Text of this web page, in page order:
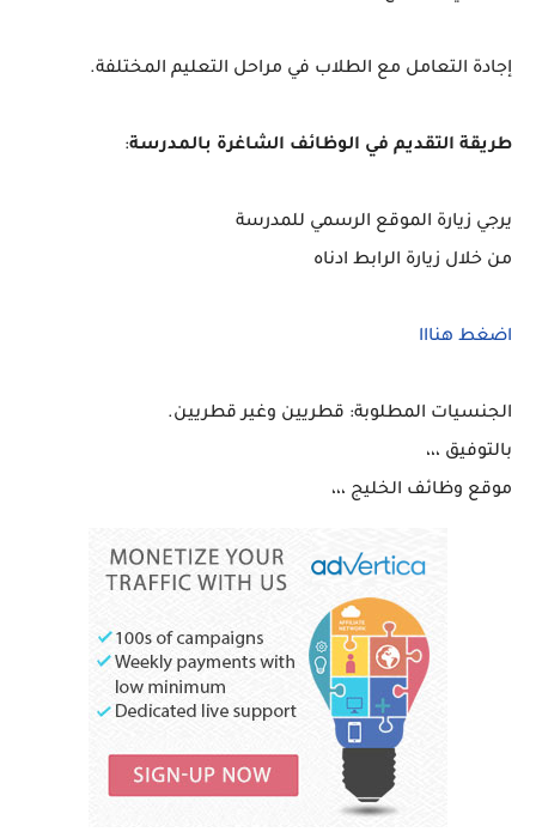
إجادة التعامل مع الطلاب في مراحل التعليم المختلفة.
طريقة التقديم في الوظائف الشاغرة بالمدرسة:
يرجي زيارة الموقع الرسمي للمدرسة
من خلال زيارة الرابط ادناه
اضغط هنااا
الجنسيات المطلوبة: قطريين وغير قطريين.
بالتوفيق ،،،
موقع وظائف الخليج ،،،